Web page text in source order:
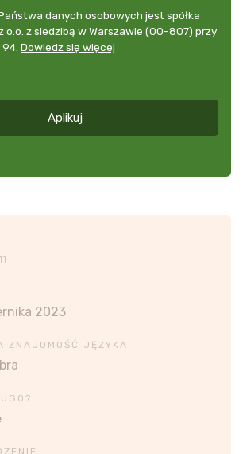
danych osobowych jest spółka
o.o. z siedzibą w Warszawie (00-807) przy
Dowiedz się więcej
Aplikuj
2023
ZNAJOMOŚĆ JĘZYKA